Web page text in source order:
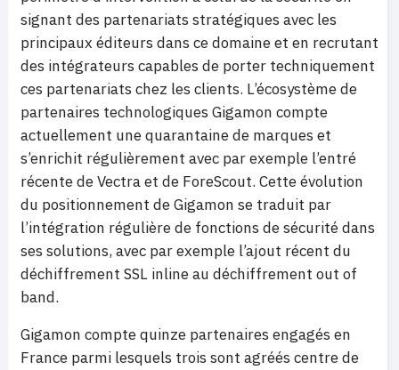
signant des partenariats stratégiques avec les
principaux éditeurs dans ce domaine et en recrutant
des intégrateurs capables de porter techniquement
ces partenariats chez les clients. L’écosystème de
partenaires technologiques Gigamon compte
actuellement une quarantaine de marques et
s’enrichit régulièrement avec par exemple l’entré
récente de Vectra et de ForeScout. Cette évolution
du positionnement de Gigamon se traduit par
l’intégration régulière de fonctions de sécurité dans
ses solutions, avec par exemple l’ajout récent du
déchiffrement SSL inline au déchiffrement out of
band.
Gigamon compte quinze partenaires engagés en
France parmi lesquels trois sont agréés centre de